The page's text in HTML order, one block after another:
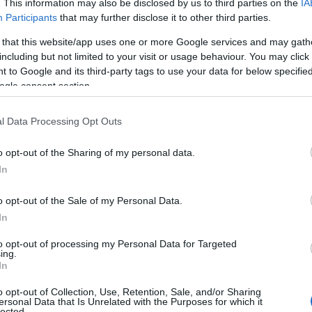
This information may also be disclosed by us to third parties on the
Participants that may further disclose it to other third parties.
that this website/app uses one or more Google services and may
but not limited to your visit or usage behaviour. You may
to Google and its third-party tags to use your data for below
consent section.
Data Processing Opt Outs
opt-out of the Sharing of my personal data.
opt-out of the Sale of my Personal Data.
opt-out of processing my Personal Data for Targeted
opt-out of Collection, Use, Retention, Sale, and/or Sharing
Data that Is Unrelated with the Purposes for which it
βρισκόταν η ακτιβίστρια για την προστασία του
η παλαιστινιακής καταγωγής Γαλλίδα
ανθρωπίνων δικαιωμάτων Sergio Toribio και αρκετά
και ανθρωπιστικού δικαίου . Πρόκειται για
και τρομοκρατίας
διαπράττει εγκλήματα πολέμου στη Γάζα.
και δεν έχουμε σκοπό να σταματήσουμε. Αυτήν
στην Αίγυπτο και είμαστε αποφασισμένοι να